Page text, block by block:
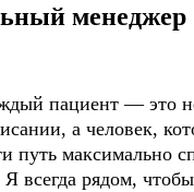
менеджер
пациент — это
а человек,
путь максимально
Я всегда рядом,